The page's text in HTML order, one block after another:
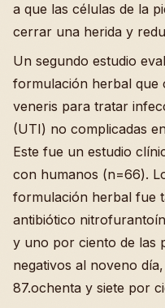
a que las células de la
cerrar una herida y
Un segundo estudio
formulación herbal que
veneris para tratar
(UTI) no complicadas
Este fue un estudio
con humanos (n=66).
formulación herbal fue
antibiótico
y uno por ciento de las
negativos al noveno
87.ochenta y siete por